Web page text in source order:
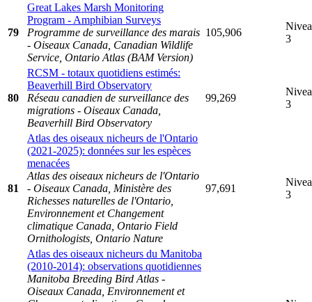
79
Great Lakes Marsh Monitoring
Program - Amphibian Surveys
Programme de surveillance des marais
- Oiseaux Canada, Canadian Wildlife
Service, Ontario Atlas (BAM Version)
105,906
3
80
RCSM - totaux quotidiens estimés:
Beaverhill Bird Observatory
Réseau canadien de surveillance des
migrations - Oiseaux Canada,
Beaverhill Bird Observatory
99,269
3
81
Atlas des oiseaux nicheurs de l'Ontario
(2021-2025): données sur les espèces
menacées
Atlas des oiseaux nicheurs de l'Ontario
- Oiseaux Canada, Ministère des
Richesses naturelles de l'Ontario,
Environnement et Changement
climatique Canada, Ontario Field
Ornithologists, Ontario Nature
97,691
3
Atlas des oiseaux nicheurs du Manitoba
(2010-2014): observations quotidiennes
Manitoba Breeding Bird Atlas -
Oiseaux Canada, Environnement et